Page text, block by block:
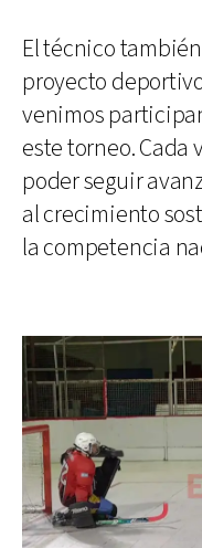
El técnico
proyecto
venimos
este torneo. Cada
poder seguir
al crecimiento
la competencia